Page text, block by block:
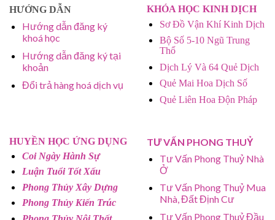
HƯỚNG DẪN
Hướng dẫn đăng ký
khoá học
Hướng dẫn đăng ký tại
khoản
Đổi trả hàng hoá dịch vụ
KHÓA HỌC KINH DỊCH
Sơ Đồ Vận Khí Kinh Dịch
Bộ Số 5-10 Ngũ Trung
Thổ
Dịch Lý Và 64 Quẻ Dịch
Quẻ Mai Hoa Dịch Số
Quẻ Liên Hoa Độn Pháp
HUYỀN HỌC ỨNG DỤNG
Coi Ngày Hành Sự
Luận Tuổi Tốt Xấu
Phong Thủy Xây Dựng
Phong Thủy Kiến Trúc
TƯ VẤN PHONG THUỶ
Tư Vấn Phong Thuỷ Nhà
Ở
Tư Vấn Phong Thuỷ Mua
Nhà, Đất Định Cư
Tư Vấn Phong Thuỷ Đầu